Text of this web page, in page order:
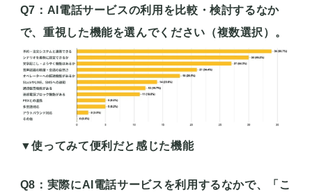
Q7：AI電話サービスの利用を比較・検討するなか
で、重視した機能を選んでください（複数選択）。
▼使ってみて便利だと感じた機能
Q8：実際にAI電話サービスを利用するなかで、「こ